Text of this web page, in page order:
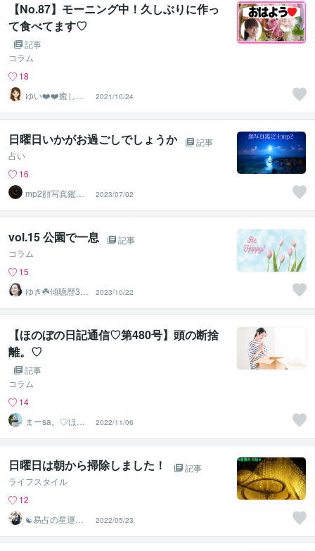
【No.87】モーニング中！久しぶりに作っ
て食べてます♡
記事
コラム
18
ゆい❤️❤️癒しの
心友
2021/10/24
日曜日いかがお過ごしでしょうか
記事
占い
16
mp2顔写真鑑定
士ー顔写真から
人生を分析
2023/07/02
vol.15 公園で一息
記事
コラム
15
ゆき☘️傾聴歴30
年☘️愛情溢れる
相談員
2023/10/22
【ほのぼの日記通信♡第480号】頭の断捨
離。♡
記事
コラム
14
まーsa。♡ほの
ぼのブログ毎日
配信♡
2022/11/06
日曜日は朝から掃除しました！
記事
ライフスタイル
12
☯易占の星運河
2022/05/23